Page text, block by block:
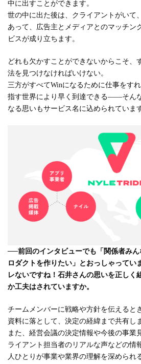
中に出すことができます。
世の中に出た後は、クライアントがいて
あって、広告主とメディアとのマッチン
ビスが成り立ちます。
どれも欠かすことができないからこそ、
法を見つけなければいけない。
三方がすべてWinになるために仕事をす
指す世界により早く到達できる――そん
なる思いもサービス名に込められていま
──前回のインタビューでも「関係者み
ロダクトを作りたい」とおっしゃってい
レないですね！石井さんの思いを正しく
か工夫はされていますか。
チームメンバーに戦略や方針を伝えると
資料に落として、決定の経緯まで共有し
また、経営会議の決定情報や今後の事業
ライアント担当者のリアルな声などの情
人ひとりが事業や業界の理解を深められ